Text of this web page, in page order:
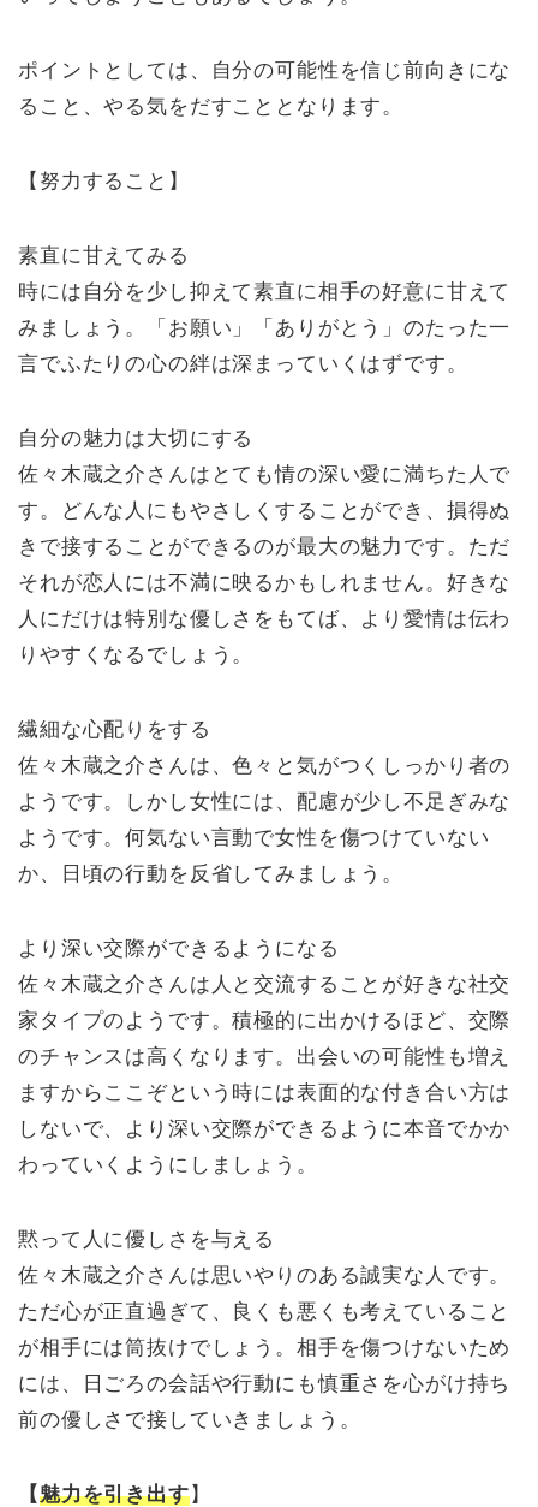
ポイントとしては、自分の可能性を信じ前向きにな
ること、やる気をだすこととなります。
【努力すること】
素直に甘えてみる
時には自分を少し抑えて素直に相手の好意に甘えて
みましょう。「お願い」「ありがとう」のたった一
言でふたりの心の絆は深まっていくはずです。
自分の魅力は大切にする
佐々木蔵之介さんはとても情の深い愛に満ちた人で
す。どんな人にもやさしくすることができ、損得ぬ
きで接することができるのが最大の魅力です。ただ
それが恋人には不満に映るかもしれません。好きな
人にだけは特別な優しさをもてば、より愛情は伝わ
りやすくなるでしょう。
繊細な心配りをする
佐々木蔵之介さんは、色々と気がつくしっかり者の
ようです。しかし女性には、配慮が少し不足ぎみな
ようです。何気ない言動で女性を傷つけていない
か、日頃の行動を反省してみましょう。
より深い交際ができるようになる
佐々木蔵之介さんは人と交流することが好きな社交
家タイプのようです。積極的に出かけるほど、交際
のチャンスは高くなります。出会いの可能性も増え
ますからここぞという時には表面的な付き合い方は
しないで、より深い交際ができるように本音でかか
わっていくようにしましょう。
黙って人に優しさを与える
佐々木蔵之介さんは思いやりのある誠実な人です。
ただ心が正直過ぎて、良くも悪くも考えていること
が相手には筒抜けでしょう。相手を傷つけないため
には、日ごろの会話や行動にも慎重さを心がけ持ち
前の優しさで接していきましょう。
【魅力を引き出す】